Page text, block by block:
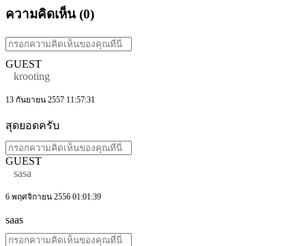
ความคิดเห็น (0)
GUEST
krooting
13 กันยายน 2557 11:57:31
สุดยอดครับ
GUEST
sasa
6 พฤศจิกายน 2556 01:01:39
saas